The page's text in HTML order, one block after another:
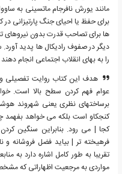
مانند یورش نافرجام ماتسینی به
ها برای تصاحب قدرت بدون نیروهای
دیگر در صفوف رادیکال ها پدید
را به بهای انقلاب اجتماعی انجام دهند
هدف این کتاب روایت تفصیلی
عوام فهم کردن سطح بالا است.
برساختهای نظری یعنی شهروند
کنجکاو است بلکه می خواهد بفهمد
کجا | می رود. بنابراین سنگین
فرهیخته تر | بیاید فضل فروشانه
تقریبا به طور کامل اشاره دارد به
مواردی به مرجعیت اظهاراتی که